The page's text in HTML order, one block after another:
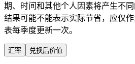
期、时间和其他个人因素将产生不
结果可能不能表示实际节省，应仅
表每季度更新一次。
汇率 兑换后价值